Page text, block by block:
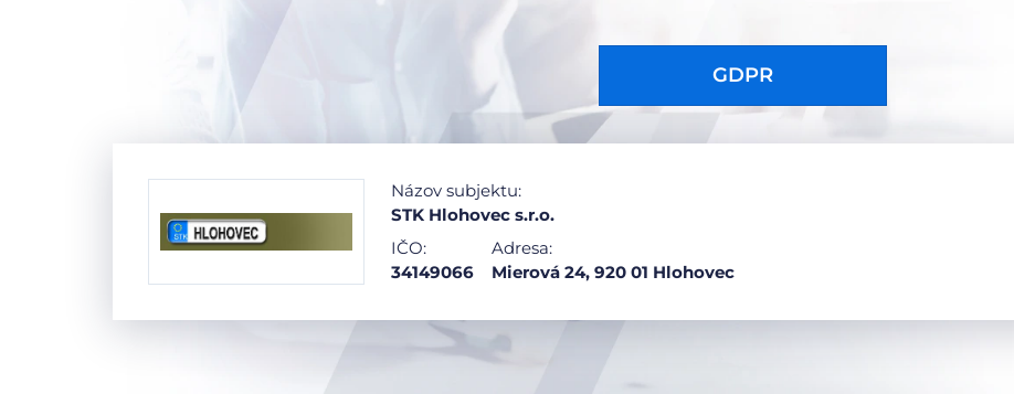
GDPR
Názov subjektu:
STK Hlohovec s.r.o.
IČO:
34149066
Adresa:
Mierová 24, 920 01 Hlohovec